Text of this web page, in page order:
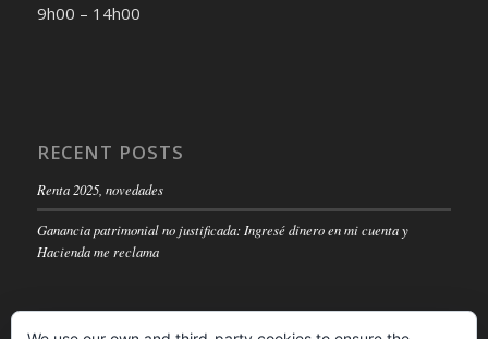
9h00 – 14h00
RECENT POSTS
Renta 2025, novedades
Ganancia patrimonial no justificada: Ingresé dinero en mi cuenta y
Hacienda me reclama